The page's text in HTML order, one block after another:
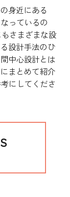
身近にある
っているの
さまざまな設
設計手法のひ
中心設計とは
まとめて紹介
にしてくださ